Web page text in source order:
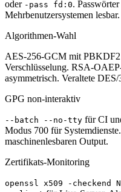
oder -pass fd:0.
Mehrbenutzersystemen lesbar.
Algorithmen-Wahl
AES-256-GCM mit PBKDF2
Verschlüsselung. RSA-
asymmetrisch. Veraltete
GPG non-interaktiv
--batch --no-tty für CI
Modus 700 für Systemdienste.
maschinenlesbaren Output.
Zertifikats-Monitoring
openssl x509 -checkend N